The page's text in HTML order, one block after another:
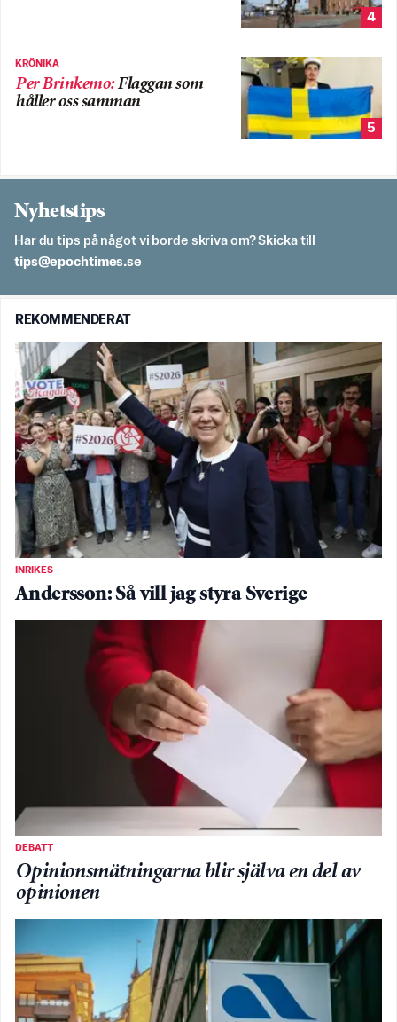
4
KRÖNIKA
Per Brinkemo:Flaggan som
håller oss samman
5
Nyhetstips
Har du tips på något vi borde skriva om? Skicka till
es.semithcope@spit
REKOMMENDERAT
INRIKES
Andersson: Så vill jag styra Sverige
DEBATT
Opinionsmätningarna blir själva en del av
opinionen